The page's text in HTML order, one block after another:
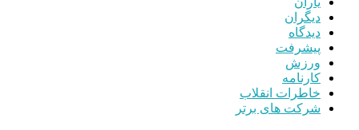
دیگران
دیدگاه
پیشرفت
ورزش
کارنامه
خاطرات انقلاب
شرکت های برتر